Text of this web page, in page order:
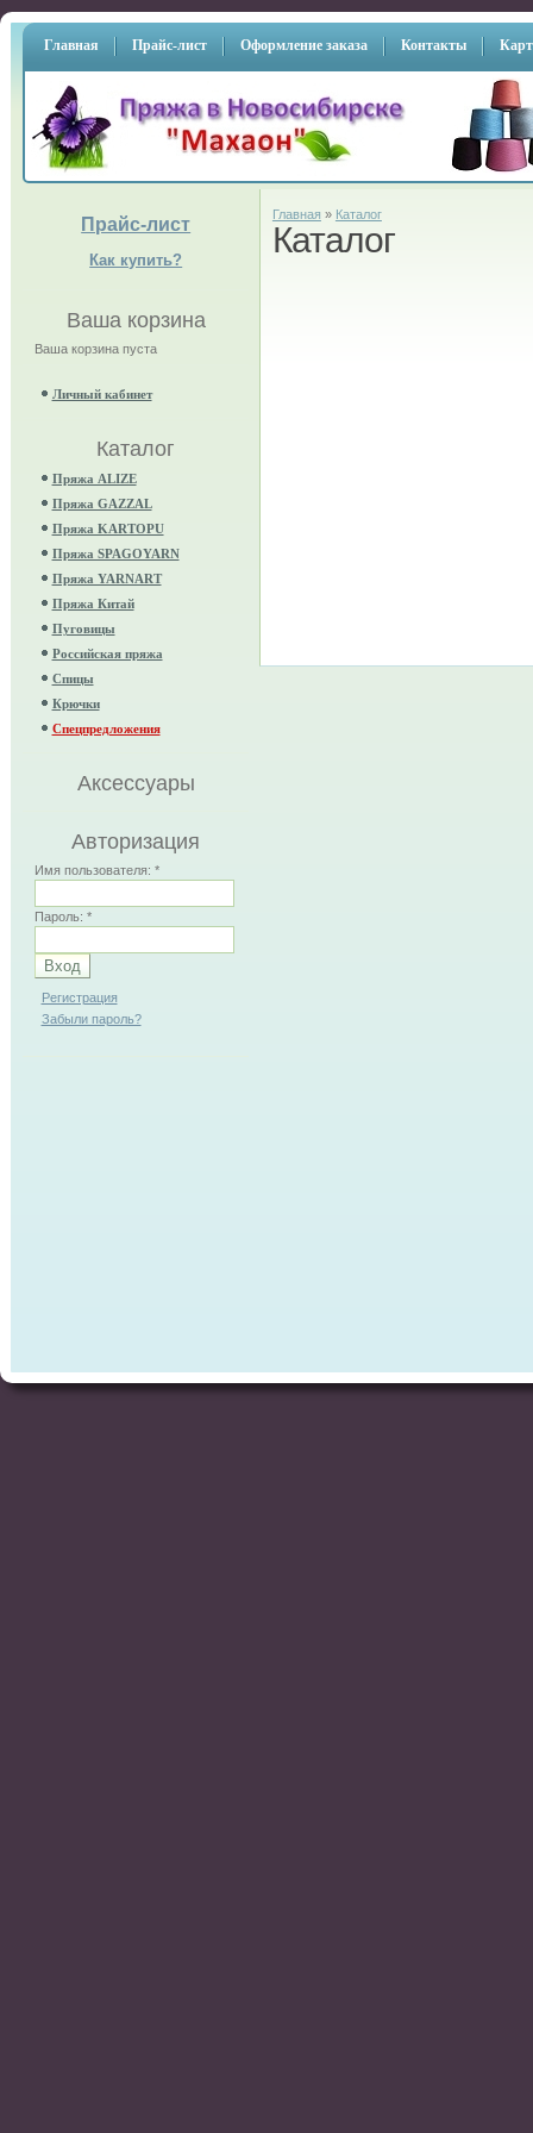
Главная Прайс-лист Оформление заказа Контакты
Прайс-лист
Как купить?
Ваша корзина
Ваша корзина пуста
Личный кабинет
Каталог
Пряжа ALIZE
Пряжа GAZZAL
Пряжа KARTOPU
Пряжа SPAGOYARN
Пряжа YARNART
Пряжа Китай
Пуговицы
Российская пряжа
Спицы
Крючки
Спецпредложения
Аксессуары
Авторизация
Имя пользователя: *
Пароль: *
Регистрация
Забыли пароль?
Главная » Каталог
Каталог